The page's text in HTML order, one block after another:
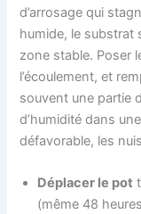
d’arrosage qui
humide, le substrat
zone stable. Poser
l’écoulement, et
souvent une partie
d’humidité dans
défavorable, les
Déplacer le pot
(même 48